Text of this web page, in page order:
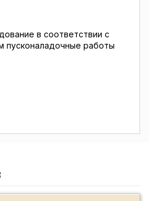
в соответствии с
пусконаладочные работы